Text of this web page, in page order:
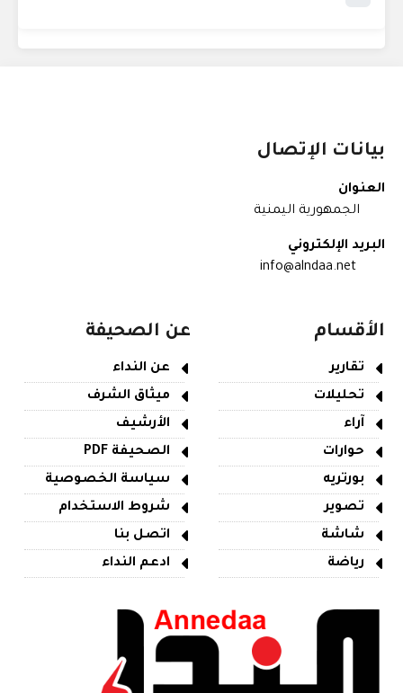
بيانات الإتصال
العنوان
الجمهورية اليمنية
البريد الإلكتروني
info@alndaa.net
الأقسام
تقارير
تحليلات
آراء
حوارات
بورتريه
تصوير
شاشة
رياضة
عن الصحيفة
عن النداء
ميثاق الشرف
الأرشيف
الصحيفة PDF
سياسة الخصوصية
شروط الاستخدام
اتصل بنا
ادعم النداء